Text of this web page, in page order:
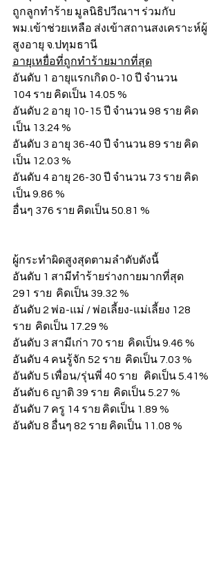
ถูกลูกทำร้าย มูลนิธิปวีณาฯ ร่วมกับ
พม.เข้าช่วยเหลือ ส่งเข้าสถานสงเคราะห์ผู้
สูงอายุ จ.ปทุมธานี
อายุเหยื่อที่ถูกทำร้ายมากที่สุด
อันดับ 1 อายุแรกเกิด 0-10 ปี จำนวน
104 ราย คิดเป็น 14.05 %
อันดับ 2 อายุ 10-15 ปี จำนวน 98 ราย คิด
เป็น 13.24 %
อันดับ 3 อายุ 36-40 ปี จำนวน 89 ราย คิด
เป็น 12.03 %
อันดับ 4 อายุ 26-30 ปี จำนวน 73 ราย คิด
เป็น 9.86 %
อื่นๆ 376 ราย คิดเป็น 50.81 %
ผู้กระทำผิดสูงสุดตามลำดับดังนี้
อันดับ 1 สามีทำร้ายร่างกายมากที่สุด
291 ราย  คิดเป็น 39.32 %
อันดับ 2 พ่อ-แม่ / พ่อเลี้ยง-แม่เลี้ยง 128
ราย  คิดเป็น 17.29 %
อันดับ 3 สามีเก่า 70 ราย  คิดเป็น 9.46 %
อันดับ 4 คนรู้จัก 52 ราย  คิดเป็น 7.03 %
อันดับ 5 เพื่อน/รุ่นพี่ 40 ราย   คิดเป็น 5.41%
อันดับ 6 ญาติ 39 ราย  คิดเป็น 5.27 %
อันดับ 7 ครู 14 ราย คิดเป็น 1.89 %
อันดับ 8 อื่นๆ 82 ราย คิดเป็น 11.08 %